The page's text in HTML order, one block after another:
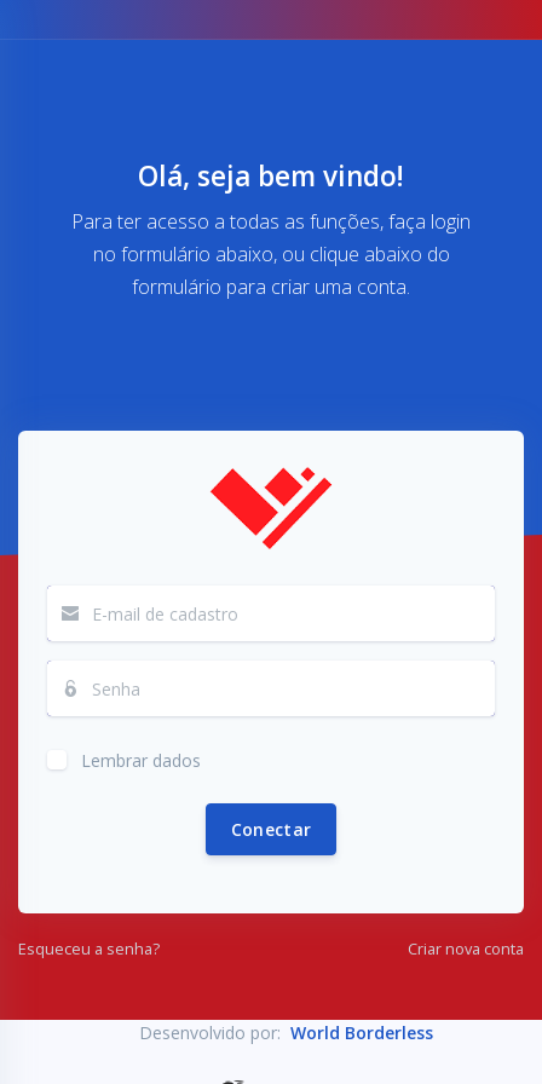
Olá, seja bem vindo!
Para ter acesso a todas as funções, faça login
no formulário abaixo, ou clique abaixo do
formulário para criar uma conta.
Lembrar dados
Conectar
Esqueceu a senha? Criar nova conta
Desenvolvido por: World Borderless